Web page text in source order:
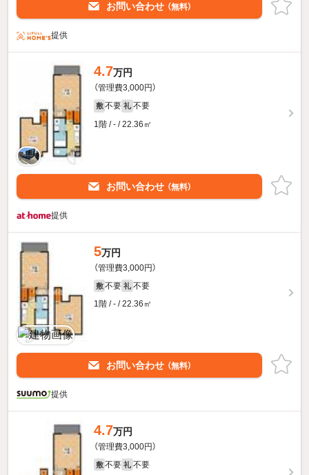
お問い合わせ （無料）
提供
4.7万円
（管理費3,000円）
敷 不要 礼 不要
1階 / - / 22.36㎡
お問い合わせ （無料）
提供
5万円
（管理費3,000円）
敷 不要 礼 不要
1階 / - / 22.36㎡
お問い合わせ （無料）
提供
4.7万円
（管理費3,000円）
敷 不要 礼 不要